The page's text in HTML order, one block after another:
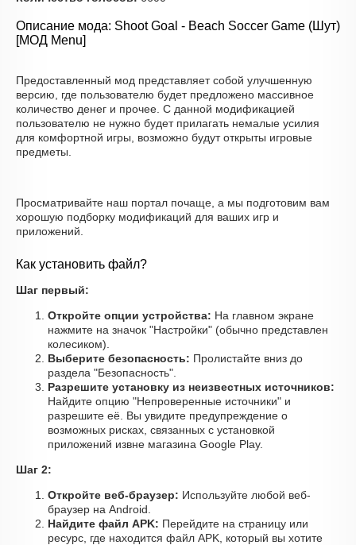
Описание мода: Shoot Goal - Beach Soccer Game (Шут)
[МОД Menu]
Предоставленный мод представляет собой улучшенную
версию, где пользователю будет предложено массивное
количество денег и прочее. С данной модификацией
пользователю не нужно будет прилагать немалые усилия
для комфортной игры, возможно будут открыты игровые
предметы.
Просматривайте наш портал почаще, а мы подготовим вам
хорошую подборку модификаций для ваших игр и
приложений.
Как установить файл?
Шаг первый:
Откройте опции устройства: На главном экране
нажмите на значок "Настройки" (обычно представлен
колесиком).
Выберите безопасность: Пролистайте вниз до
раздела "Безопасность".
Разрешите установку из неизвестных источников:
Найдите опцию "Непроверенные источники" и
разрешите её. Вы увидите предупреждение о
возможных рисках, связанных с установкой
приложений извне магазина Google Play.
Шаг 2:
Откройте веб-браузер: Используйте любой веб-
браузер на Android.
Найдите файл APK: Перейдите на страницу или
ресурс, где находится файл APK, который вы хотите